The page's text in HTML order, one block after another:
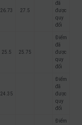
26.73 27.5
đã
được
quy
đổi
25.5 25.75
Điểm
đã
được
quy
đổi
24.35
Điểm
đã
được
quy
đổi
Điểm